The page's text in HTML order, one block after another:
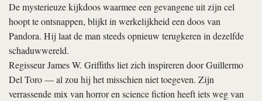
De mysterieuze kijkdoos waarmee een gevangene uit zijn cel
hoopt te ontsnappen, blijkt in werkelijkheid een doos van
Pandora. Hij laat de man steeds opnieuw terugkeren in dezelfde
schaduwwereld.
Regisseur James W. Griffiths liet zich inspireren door Guillermo
Del Toro — al zou hij het misschien niet toegeven. Zijn
verrassende mix van horror en science fiction heeft iets weg van